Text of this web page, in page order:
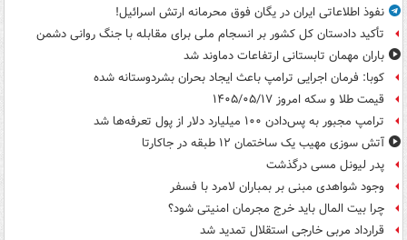
نفوذ اطلاعاتی ایران در یگان فوق محرمانه ارتش اسرائیل!
تأکید دادستان کل کشور بر انسجام ملی برای مقابله با جنگ روانی دشمن
باران مهمان تابستانی ارتفاعات دماوند شد
کوبا: فرمان اجرایی ترامپ باعث ایجاد بحران بشردوستانه شده
قیمت طلا و سکه امروز ۱۴۰۵/۰۵/۱۷
ترامپ مجبور به پس‌دادن ۱۰۰ میلیارد دلار از پول تعرفه‌ها شد
آتش سوزی مهیب یک ساختمان ۱۲ طبقه در جاکارتا
پدر لیونل مسی درگذشت
وجود شواهدی مبنی بر بمباران لامرد با فسفر
چرا بیت المال باید خرج مجرمان امنیتی شود؟
قرارداد مربی خارجی استقلال تمدید شد